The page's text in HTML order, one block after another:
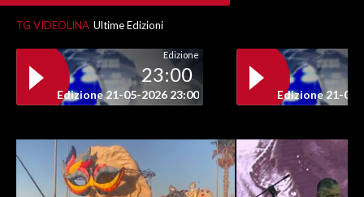
TG VIDEOLINA Ultime Edizioni
Edizione
23:00
Edizione 21-05-2026 23:00 Edizione 21-05-